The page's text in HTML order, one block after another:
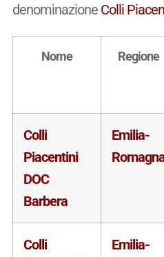
denominazione Colli
Nome Regione
Colli
Piacentini
DOC
Barbera
Emilia-
Colli
Emilia-